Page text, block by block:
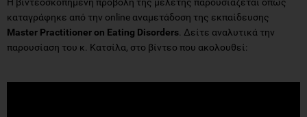
καταγράφηκε από την online αναμετάδοση της εκπαίδευσης
Master Practitioner on Eating Disorders . Δείτε αναλυτικά την
παρουσίαση του κ. Κατσίλα, στο βίντεο που ακολουθεί: